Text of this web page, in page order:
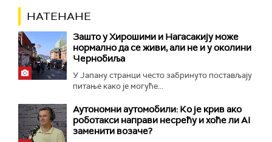
НАТЕНАНЕ
Зашто у Хирошими и Нагасакију може
нормално да се живи, али не и у околини
Чернобиља
У Јапану странци често забринуто постављају
питање како је могуће...
Аутономни аутомобили: Ко је крив ако
роботакси направи несрећу и хоће ли AI
заменити возаче?